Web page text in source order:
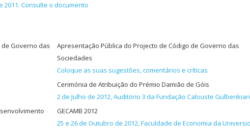
Consulte o documento
Governo das
Apresentação Pública do Projecto de Código de Governo das
Sociedades
Coloque as suas sugestões, comentários e críticas
Cerimónia de Atribuição do Prémio Damião de Góis
2 de Julho de 2012, Auditório 3 da Fundação Calouste Gulbenkian
GECAMB 2012
25 e 26 de Outubro de 2012, Faculdade de Economia da